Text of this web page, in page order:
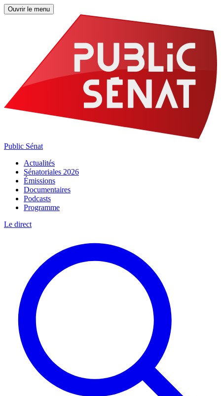
Ouvrir le menu
Public Sénat
Actualités
Sénatoriales 2026
Émissions
Documentaires
Podcasts
Programme
Le direct